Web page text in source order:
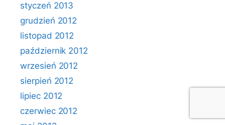
styczeń 2013
grudzień 2012
listopad 2012
październik 2012
wrzesień 2012
sierpień 2012
lipiec 2012
czerwiec 2012